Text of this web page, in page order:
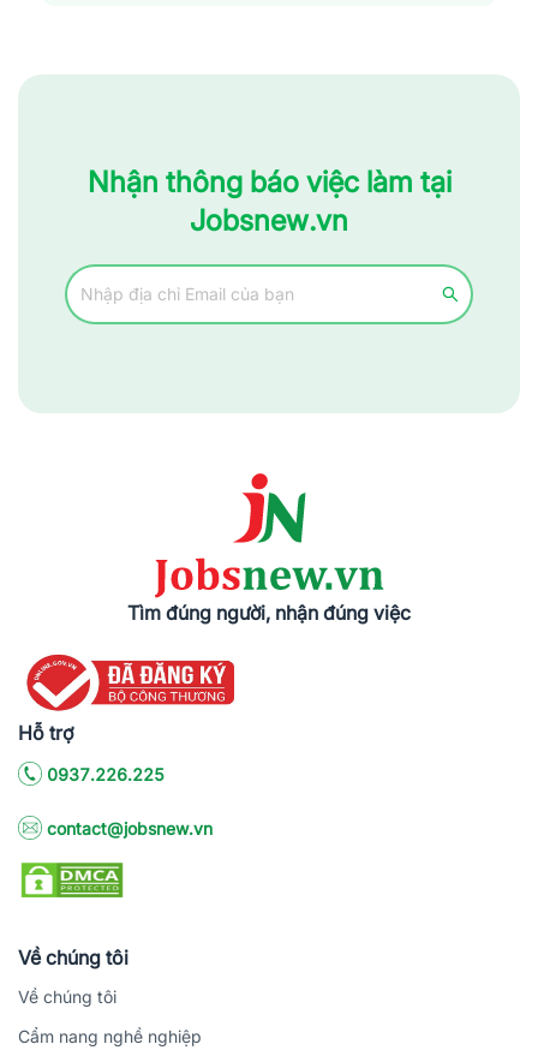
Y tế - Chăm sóc sức khỏe
Nhận thông báo việc làm tại
Jobsnew.vn
Tìm đúng người, nhận đúng việc
Hỗ trợ
0937.226.225
contact@jobsnew.vn
Về chúng tôi
Về chúng tôi
Cẩm nang nghề nghiệp